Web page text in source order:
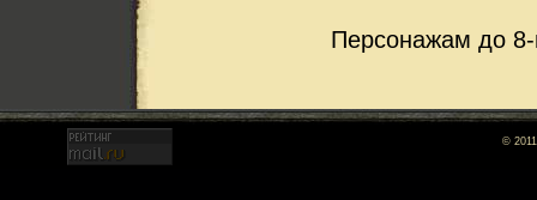
Персонажам до
©